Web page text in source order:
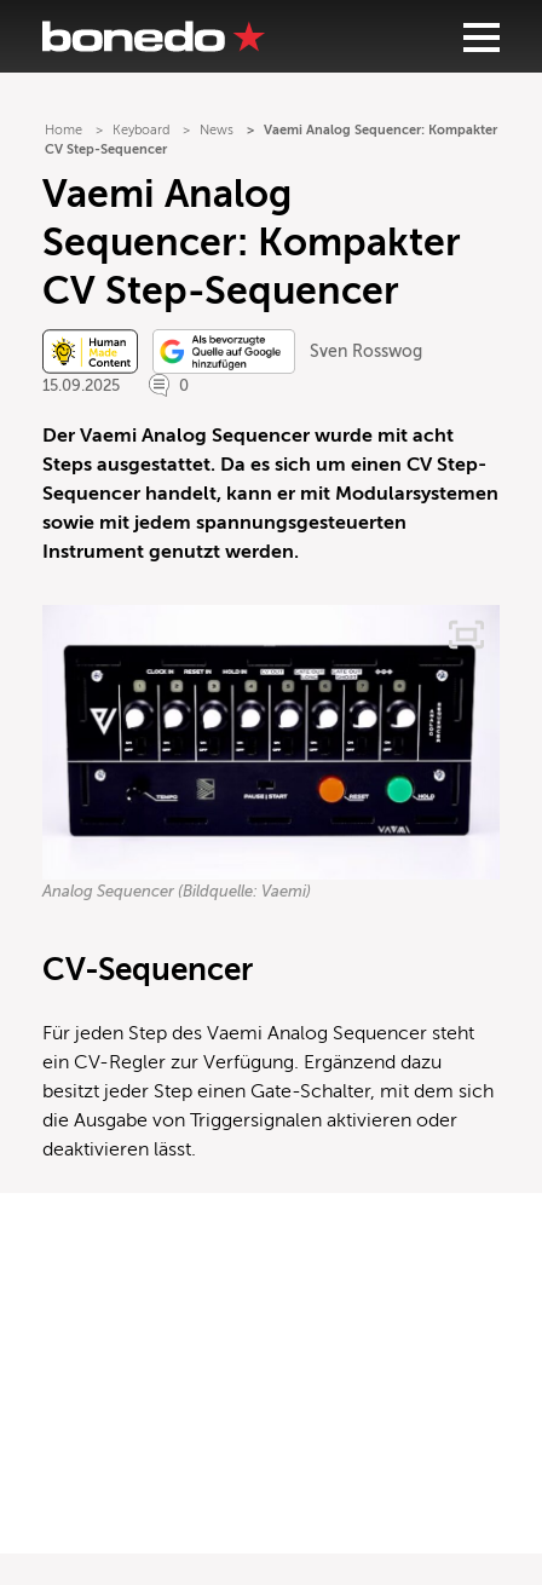
Home Keyboard News
Vaemi Analog Sequencer: Kompakter
CV Step-Sequencer
Vaemi Analog
Sequencer: Kompakter
CV Step-Sequencer
Sven Rosswog
15.09.2025
0
Der Vaemi Analog Sequencer wurde mit acht
Steps ausgestattet. Da es sich um einen CV Step-
Sequencer handelt, kann er mit Modularsystemen
sowie mit jedem spannungsgesteuerten
Instrument genutzt werden.
Analog Sequencer (Bildquelle: Vaemi)
CV-Sequencer
Für jeden Step des Vaemi Analog Sequencer steht
ein CV-Regler zur Verfügung. Ergänzend dazu
besitzt jeder Step einen Gate-Schalter, mit dem sich
die Ausgabe von Triggersignalen aktivieren oder
deaktivieren lässt.